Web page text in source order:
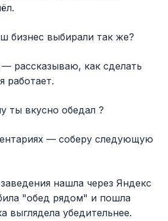
бизнес выбирали так же?
рассказываю, как сделать
работает.
ты вкусно обедал ?
— соберу следующую
нашла через Яндекс
"обед рядом" и пошла
выглядела убедительнее.